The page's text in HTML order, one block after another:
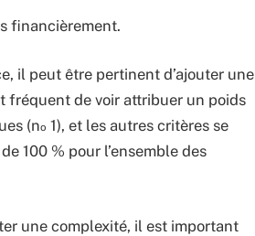
financièrement.
il peut être pertinent d’ajouter une
fréquent de voir attribuer un poids
(no 1), et les autres critères se
100 % pour l’ensemble des
une complexité, il est important